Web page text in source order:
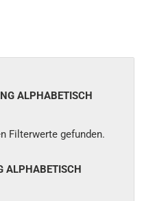
ALPHABETISCH
Filterwerte gefunden.
ALPHABETISCH